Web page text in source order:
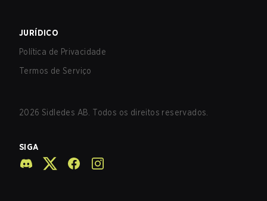
JURÍDICO
Política de Privacidade
Termos de Serviço
2026 Sidledes AB. Todos os direitos reservados.
SIGA